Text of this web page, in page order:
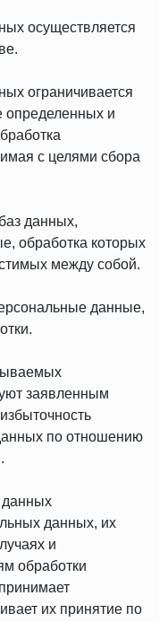
осуществляется
ограничивается
определенных и
с целями сбора
данных,
обработка которых
между собой.
данные,
заявленным
по отношению
данных
данных, их
и
обработки
их принятие по